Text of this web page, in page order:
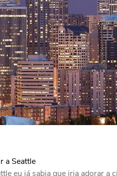
a Seattle
eu já sabia que iria adorar